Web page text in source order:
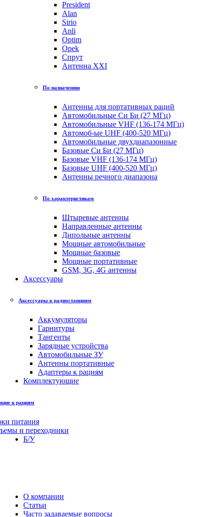
President
Alan
Sirio
Anli
Optim
Opek
Спрут
Антенна XXI
По назначению
Антенны для портативных раций
Автомобильные Си Би (27 МГц)
Автомобильные VHF (136-174 МГц)
Автомоб-ые UHF (400-520 МГц)
Автомобильные двухдиапазонные
Базовые Си Би (27 МГц)
Базовые VHF (136-174 МГц)
Базовые UHF (400-520 МГц)
Антенны речного диапазона
По характеристикам
Штыревые антенны
Направленные антенны
Дипольные антенны
Мощные автомобильные
Мощные базовые
Мощные портативные
GSM, 3G, 4G антенны
Аксессуары
Аксессуары к радиостанциям
Аккумуляторы
Гарнитуры
Тангенты
Зарядные устройства
Автомобильные ЗУ
Антенны портативные
Адаптеры к рациям
Комплектующие
к рациям
питания
и переходники
Б/У
О компании
Статьи
Часто задаваемые вопросы